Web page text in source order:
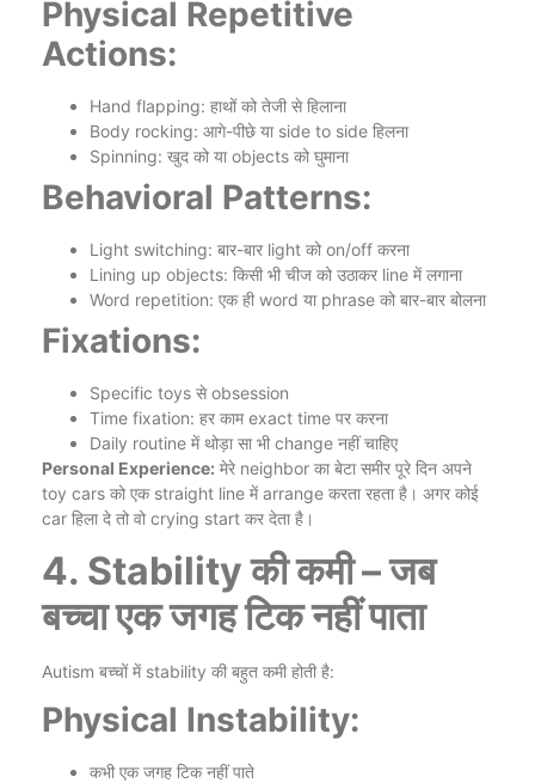
Physical Repetitive
Actions:
Hand flapping: हाथों को तेजी से हिलाना
Body rocking: आगे-पीछे या side to side हिलना
Spinning: खुद को या objects को घुमाना
Behavioral Patterns:
Light switching: बार-बार light को on/off करना
Lining up objects: किसी भी चीज को उठाकर line में लगाना
Word repetition: एक ही word या phrase को बार-बार बोलना
Fixations:
Specific toys से obsession
Time fixation: हर काम exact time पर करना
Daily routine में थोड़ा सा भी change नहीं चाहिए
Personal Experience: मेरे neighbor का बेटा समीर पूरे दिन अपने
toy cars को एक straight line में arrange करता रहता है। अगर कोई
car हिला दे तो वो crying start कर देता है।
4. Stability की कमी – जब
बच्चा एक जगह टिक नहीं पाता
Autism बच्चों में stability की बहुत कमी होती है:
Physical Instability:
कभी एक जगह टिक नहीं पाते